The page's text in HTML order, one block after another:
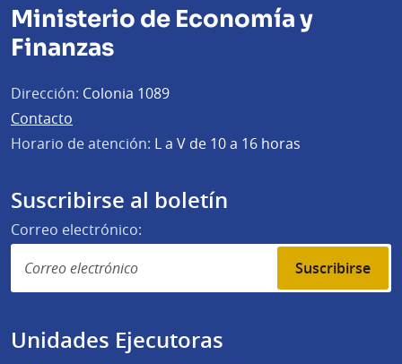
Ministerio de Economía y
Finanzas
Dirección: Colonia 1089
Contacto
Horario de atención: L a V de 10 a 16 horas
Suscribirse al boletín
Correo electrónico:
Suscribirse
Unidades Ejecutoras